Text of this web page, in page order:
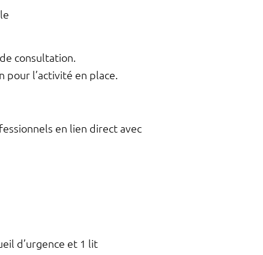
consultation.
pour l’activité en place.
en lien direct avec
d’urgence et 1 lit